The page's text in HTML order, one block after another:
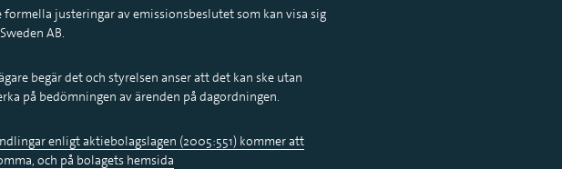
justeringar av emissionsbeslutet som kan visa sig
AB.
begär det och styrelsen anser att det kan ske utan
på bedömningen av ärenden på dagordningen.
enligt aktiebolagslagen (2005:551) kommer att
och på bolagets hemsida